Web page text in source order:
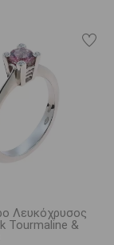
Λευκόχρυσος
Tourmaline &